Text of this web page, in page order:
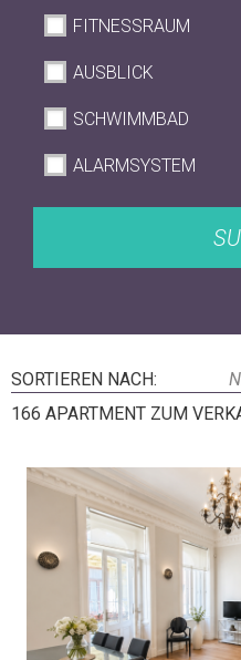
FITNESSRAUM
AUSBLICK
SCHWIMMBAD
ALARMSYSTEM
SORTIEREN NACH:
166 APARTMENT ZUM